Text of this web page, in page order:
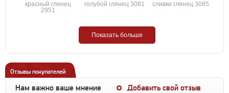
красный глянец
2951
голубой глянец 3081 сливки глянец 3085
Показать больше
Отзывы покупателей
Нам важно ваше мнение Добавить свой отзыв